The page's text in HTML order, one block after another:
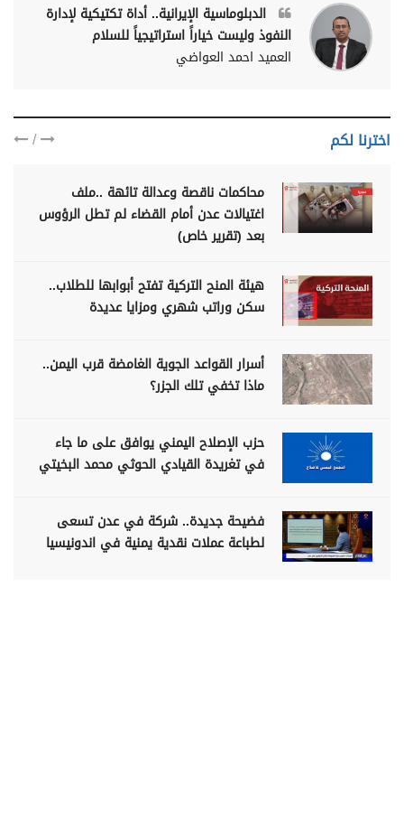
الدبلوماسية الإيرانية.. أداة تكتيكية لإدارة
النفوذ وليست خياراً استراتيجياً للسلام
العميد احمد العواضي
اخترنا لكم /
محاكمات ناقصة وعدالة تائهة ..ملف
اغتيالات عدن أمام القضاء لم تطل الرؤوس
بعد (تقرير خاص)
هيئة المنح التركية تفتح أبوابها للطلاب..
سكن وراتب شهري ومزايا عديدة
أسرار القواعد الجوية الغامضة قرب اليمن..
ماذا تخفي تلك الجزر؟
حزب الإصلاح اليمني يوافق على ما جاء
في تغريدة القيادي الحوثي محمد البخيتي
فضيحة جديدة.. شركة في عدن تسعى
لطباعة عملات نقدية يمنية في اندونيسيا